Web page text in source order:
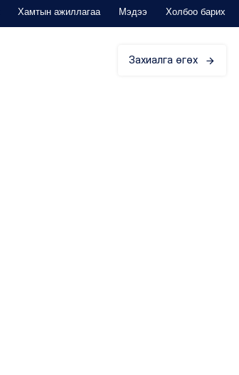
Хамтын ажиллагаа Мэдээ Холбоо барих
Захиалга өгөх